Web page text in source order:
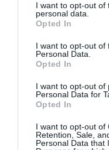
I want to opt-out of
personal data.
Opted In
I want to opt-out of
Personal Data.
Opted In
I want to opt-out of
Personal Data for
Opted In
I want to opt-out of
Retention, Sale,
Personal Data that
temor permanente a
convivencia se
Porque desaparece
seguridad jurídica
A todo ello debe
mencionado: la
administrativa y
alrededor de la